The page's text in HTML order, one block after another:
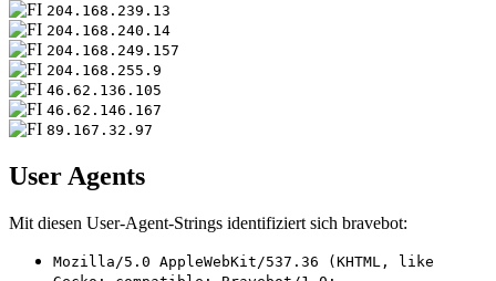
204.168.239.13
204.168.240.14
204.168.249.157
204.168.255.9
46.62.136.105
46.62.146.167
89.167.32.97
User Agents
Mit diesen User-Agent-Strings identifiziert sich bravebot:
Mozilla/5.0 AppleWebKit/537.36 (KHTML, like